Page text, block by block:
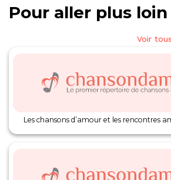
Pour aller plus loin
Voir
Les chansons d’amour et les rencontres